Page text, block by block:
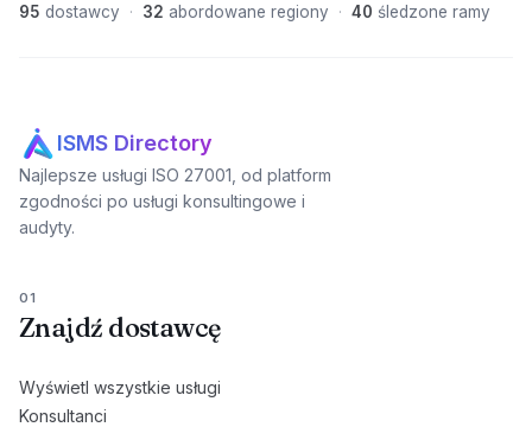
95 dostawcy · 32 abordowane regiony · 40 śledzone ramy
ISMS Directory
Najlepsze usługi ISO 27001, od platform
zgodności po usługi konsultingowe i
audyty.
01
Znajdź dostawcę
Wyświetl wszystkie usługi
Konsultanci